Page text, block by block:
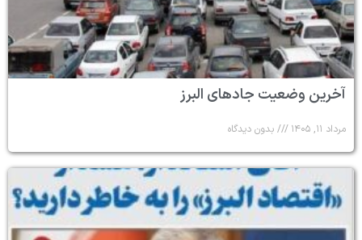
آخرین وضعیت جادهای البرز
مرداد ۱۱, ۱۴۰۵ بدون دیدگاه